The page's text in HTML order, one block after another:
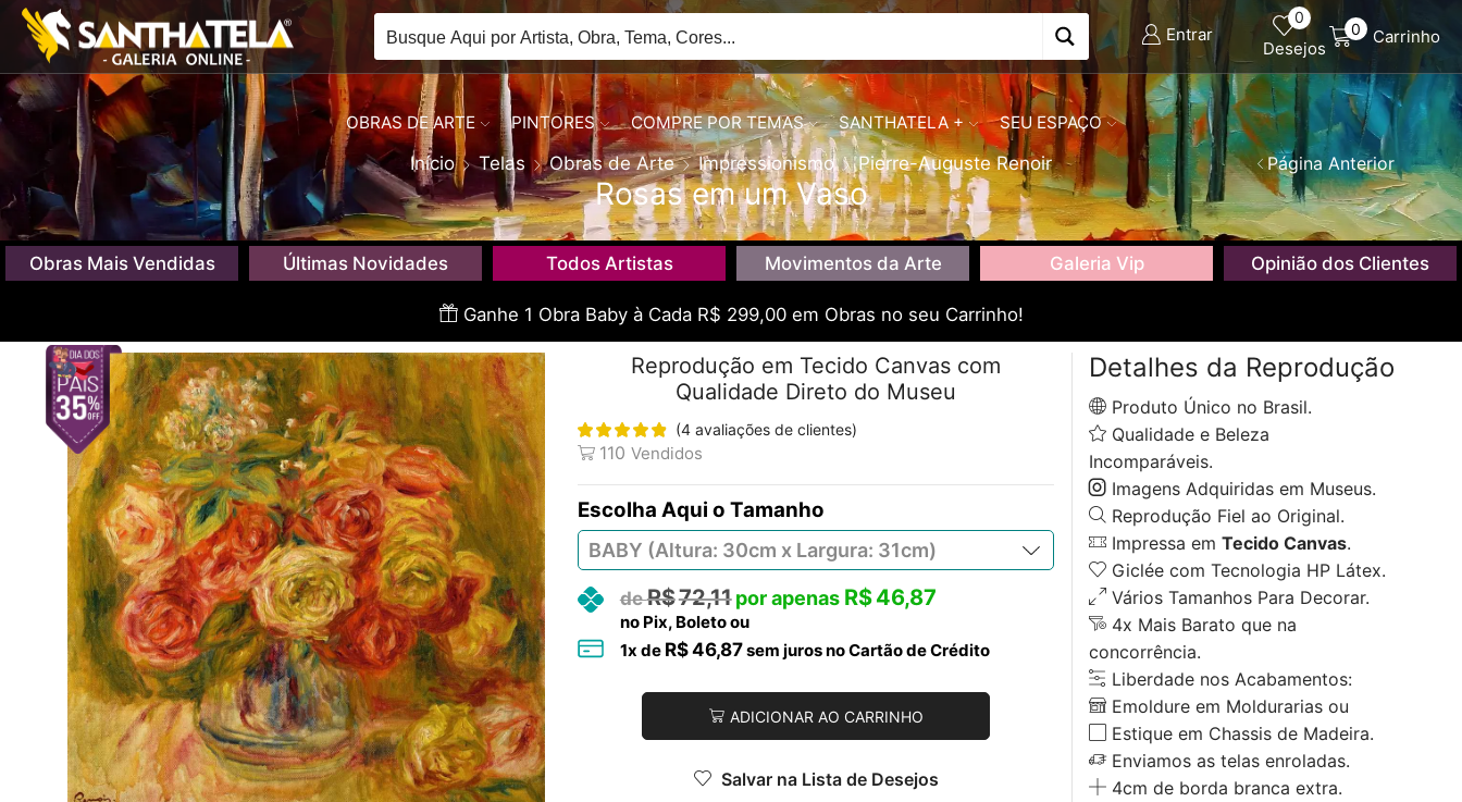
Entrar
0
Desejos
0 Carrinho
OBRAS DE ARTE PINTORES COMPRE POR TEMAS SANTHATELA + SEU ESPAÇO
Início Telas Obras de Arte Impressionismo Pierre-Auguste Renoir
Rosas em um Vaso
Página Anterior
Obras Mais Vendidas Últimas Novidades Todos Artistas Movimentos da Arte Galeria Vip Opinião dos Clientes
Ganhe 1 Obra Baby à Cada R$ 299,00 em Obras no seu Carrinho!
Reprodução em Tecido Canvas com
Qualidade Direto do Museu
(4avaliações de clientes)
110 Vendidos
Tamanho
R$72,11 R$46,87
no Pix, Boleto ou
1x de R$46,87sem juros no Cartão de Crédito
ADICIONAR AO CARRINHO
Salvar na Lista de Desejos
Detalhes da Reprodução
Produto Único no Brasil.
Qualidade e Beleza
Incomparáveis.
Imagens Adquiridas em Museus.
Reprodução Fiel ao Original.
Impressa em Tecido Canvas.
Giclée com Tecnologia HP Látex.
Vários Tamanhos Para Decorar.
4x Mais Barato que na
concorrência.
Liberdade nos Acabamentos:
Emoldure em Moldurarias ou
Estique em Chassis de Madeira.
Enviamos as telas enroladas.
4cm de borda branca extra.